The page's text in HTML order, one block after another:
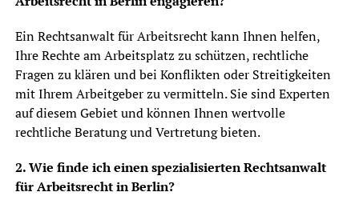
Ein Rechtsanwalt für Arbeitsrecht kann Ihnen helfen,
Ihre Rechte am Arbeitsplatz zu schützen, rechtliche
Fragen zu klären und bei Konflikten oder Streitigkeiten
mit Ihrem Arbeitgeber zu vermitteln. Sie sind Experten
auf diesem Gebiet und können Ihnen wertvolle
rechtliche Beratung und Vertretung bieten.
2. Wie finde ich einen spezialisierten Rechtsanwalt
für Arbeitsrecht in Berlin?